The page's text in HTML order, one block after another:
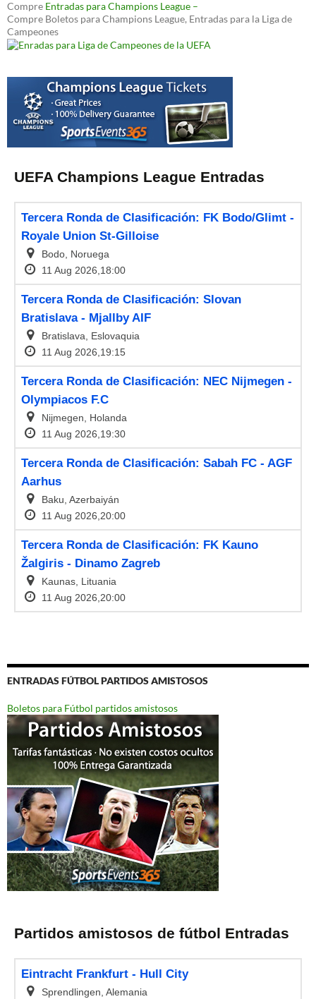
Compre Entradas para Champions League –
Compre Boletos para Champions League, Entradas para la Liga de
Campeones
ENTRADAS FÚTBOL PARTIDOS AMISTOSOS
Boletos para Fútbol partidos amistosos